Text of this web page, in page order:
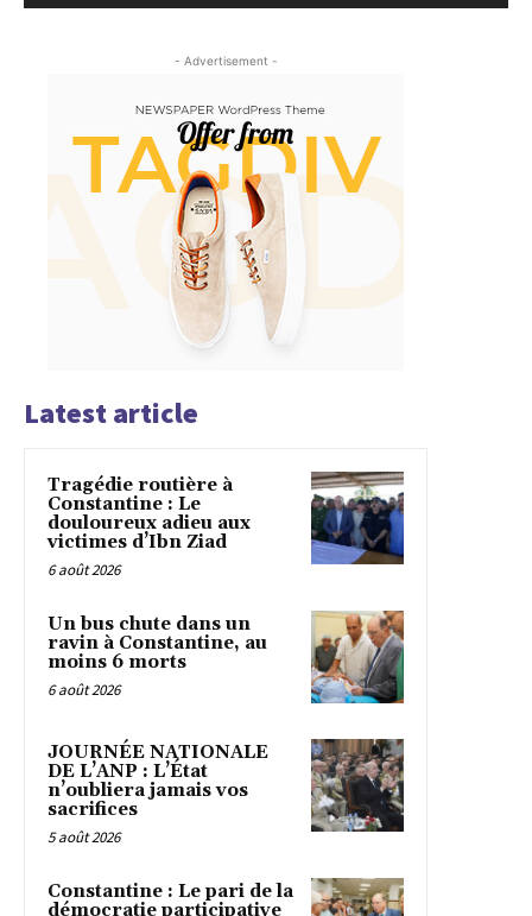
- Advertisement -
Latest article
Tragédie routière à
Constantine : Le
douloureux adieu aux
victimes d’Ibn Ziad
6 août 2026
Un bus chute dans un
ravin à Constantine, au
moins 6 morts
6 août 2026
JOURNÉE NATIONALE
DE L’ANP : L’État
n’oubliera jamais vos
sacrifices
5 août 2026
Constantine : Le pari de la
démocratie participative